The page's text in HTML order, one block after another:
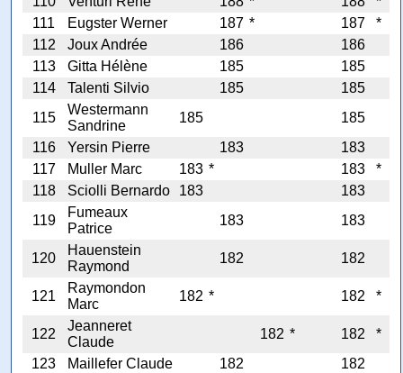
111
Eugster Werner 187 * 187
*
112
Joux Andrée 186
186
113
Gitta Hélène 185
185
114
Talenti Silvio 185
185
115
Westermann
Sandrine
185
185
116
Yersin Pierre 183
183
117
Muller Marc 183 * 183
*
118
Sciolli Bernardo 183
183
119
Fumeaux
Patrice
183 183
120
Hauenstein
Raymond
182 182
121
Raymondon
Marc
182 * 182 *
122
Jeanneret
Claude
182 * 182
*
123
Maillefer Claude 182
182